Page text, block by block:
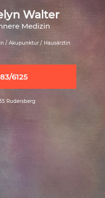
Walter
Medizin
/ Akupunktur / Hausärztin
6125
Rudersberg